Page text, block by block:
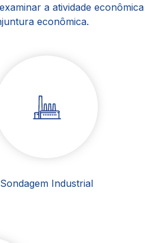
a atividade econômica
econômica.
Sondagem Industrial